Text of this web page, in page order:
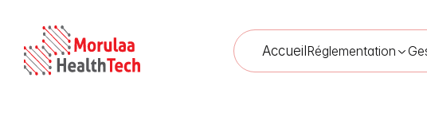
AccueilRéglementation